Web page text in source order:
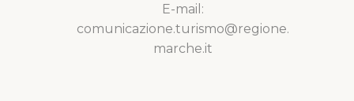
E-mail:
comunicazione.turismo@regione.
marche.it